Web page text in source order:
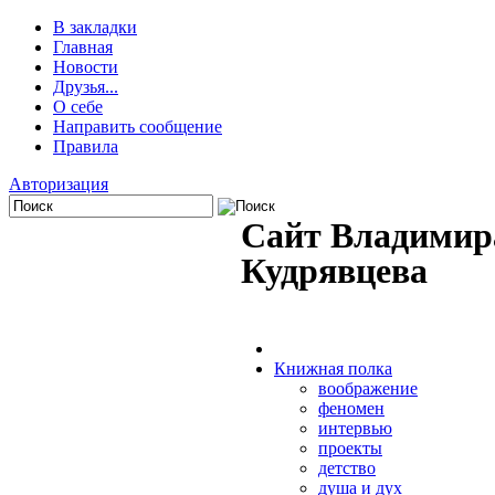
В закладки
Главная
Новости
Друзья...
О себе
Направить сообщение
Правила
Авторизация
Сайт
Кудрявцева
Книжная полка
воображение
феномен
интервью
проекты
детство
душа и дух